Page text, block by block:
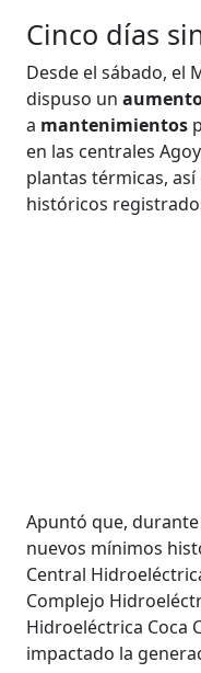
Cinco días
Desde el sábado, el
dispuso un
a mantenimientos
en las centrales
plantas térmicas,
históricos
Apuntó que,
nuevos mínimos
Central
Complejo
Hidroeléctrica Coca
impactado la